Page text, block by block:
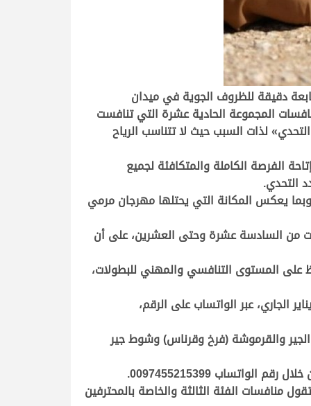
دقيقة للظروف الجوية في ميدان
المجموعة الحادية عشرة التي تنافست
لذات السبب حيث لا تتناسب الرياح
الفرصة الكاملة والمتكافئة لجميع
التحدي.
يعكس المكانة التي يحتلها مهرجان مرمي
من السادسة عشرة وحتى العشرين، على أن
على المستوى التنافسي والمهني للبطولات،
(فرخ وقرناس) وشوط الجير والقرموشة (فرخ وقرناس) وشوط جير
.
(14-18) سنة وتقام الجمعة 9 يناير، والهواة وتقام السبت 10 يناير، فيما تقول منافسات الفئة الثالثة والخاصة بالمحترفين